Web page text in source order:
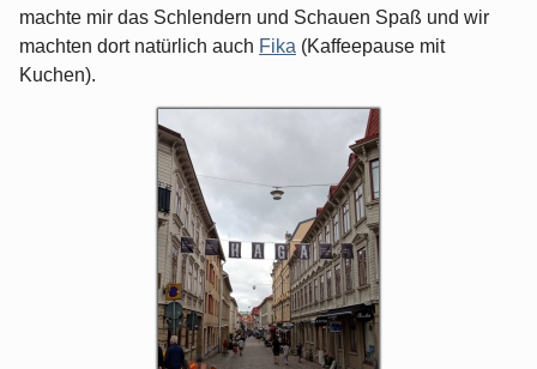
machte mir das Schlendern und Schauen Spaß und wir
machten dort natürlich auch Fika (Kaffeepause mit
Kuchen).